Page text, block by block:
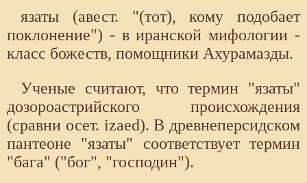
язаты (авест. "(тот), кому подобает
поклонение") - в иранской мифологии -
класс божеств, помощники Ахурамазды.
Ученые считают, что термин "язаты"
дозороастрийского происхождения
(сравни осет. izaed). В древнеперсидском
пантеоне "язаты" соответствует термин
"бага" ("бог", "господин").